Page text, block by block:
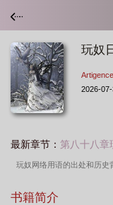
玩奴
Artigence
2026-
最新章节： 第八十八章
玩奴网络用语的出处和历史
书籍简介